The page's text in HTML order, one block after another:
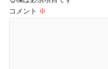
コメント ※